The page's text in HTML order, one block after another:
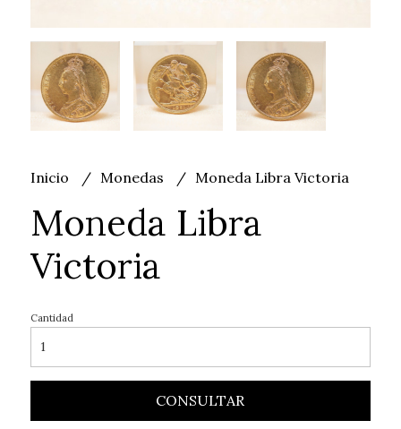
Inicio Monedas Moneda Libra Victoria
Moneda Libra
Victoria
Cantidad
CONSULTAR